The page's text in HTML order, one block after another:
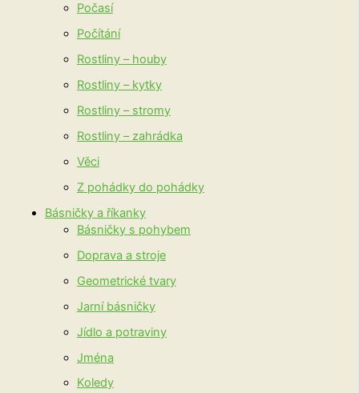
Počasí
Počítání
Rostliny – houby
Rostliny – kytky
Rostliny – stromy
Rostliny – zahrádka
Věci
Z pohádky do pohádky
Básničky a říkanky
Básničky s pohybem
Doprava a stroje
Geometrické tvary
Jarní básničky
Jídlo a potraviny
Jména
Koledy